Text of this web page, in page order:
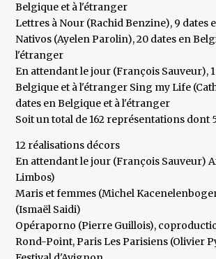
Belgique et à l'étranger
Lettres à Nour (Rachid Benzine), 9 dates
Nativos (Ayelen Parolin), 20 dates en
l'étranger
En attendant le jour (François Sauveur),
Belgique et à l'étranger Sing my Life
dates en Belgique et à l'étranger
Soit un total de 162 représentations dont
12 réalisations décors
En attendant le jour (François Sauveur)
Limbos)
Maris et femmes (Michel
(Ismaël Saidi)
Opéraporno (Pierre Guillois),
Rond-Point, Paris Les Parisiens (Olivier